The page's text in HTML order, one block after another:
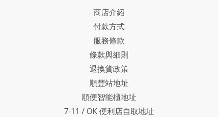
商店介紹
付款方式
服務條款
條款與細則
退換貨政策
順豐站地址
順便智能櫃地址
7-11 / OK 便利店自取地址